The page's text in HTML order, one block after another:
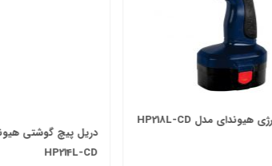
پک کرم دست مرطوب کننده طبیعی